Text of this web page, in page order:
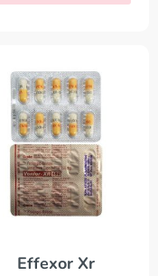
Effexor Xr